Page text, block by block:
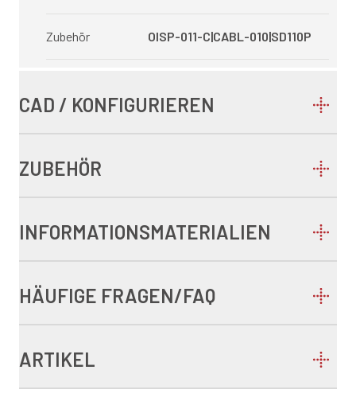
Zubehör OISP-011-C|CABL-010|SD110P
CAD / KONFIGURIEREN
ZUBEHÖR
INFORMATIONSMATERIALIEN
HÄUFIGE FRAGEN/FAQ
ARTIKEL